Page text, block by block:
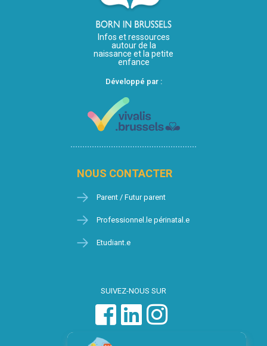
Infos et ressources
autour de la
naissance et la petite
enfance
Développé par :
NOUS CONTACTER
Parent / Futur parent
Professionnel.le périnatal.e
Etudiant.e
SUIVEZ-NOUS SUR